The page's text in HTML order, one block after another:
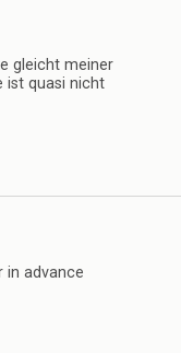
gleicht meiner
ist quasi nicht
in advance